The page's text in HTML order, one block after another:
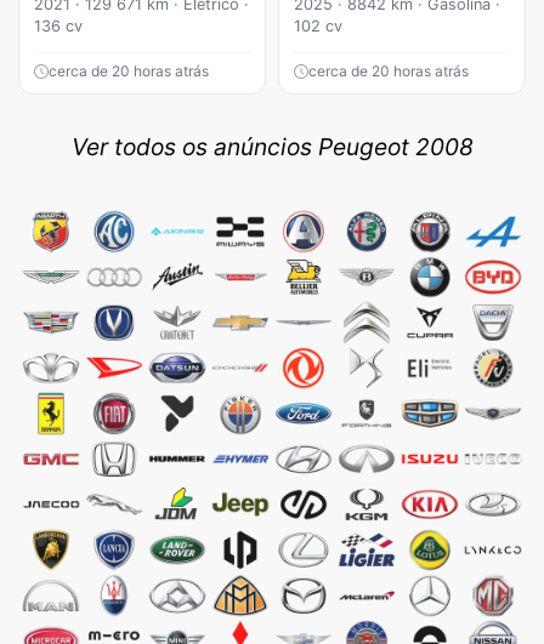
2021 · 129 671 km · Elétrico ·
136 cv
cerca de 20 horas atrás
2025 · 8842 km · Gasolina ·
102 cv
cerca de 20 horas atrás
Ver todos os anúncios Peugeot 2008